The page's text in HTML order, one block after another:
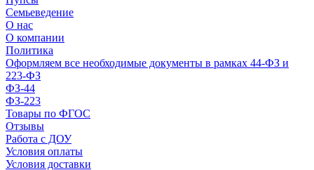
Семьеведение
О нас
О компании
Политика
Оформляем все необходимые документы в рамках 44-ФЗ и
223-ФЗ
ФЗ-44
ФЗ-223
Товары по ФГОС
Отзывы
Работа с ДОУ
Условия оплаты
Условия доставки